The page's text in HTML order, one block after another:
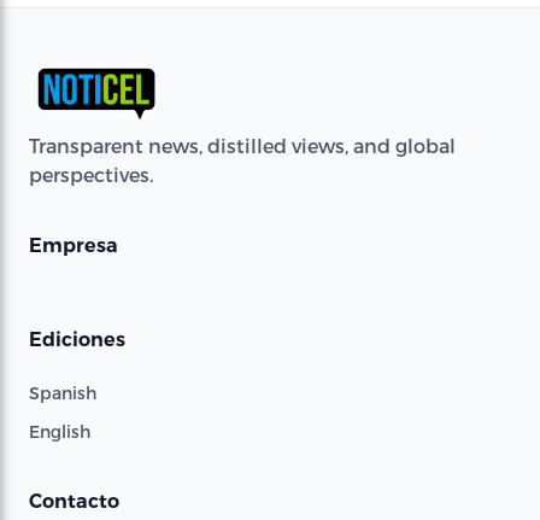
Transparent news, distilled views, and global
perspectives.
Empresa
Ediciones
Spanish
English
Contacto